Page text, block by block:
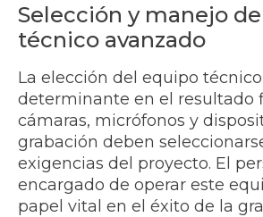
Selección y manejo
técnico avanzado
La elección del equipo
determinante en el resultado
cámaras, micrófonos y
grabación deben
exigencias del proyecto. El
encargado de operar este
papel vital en el éxito de la